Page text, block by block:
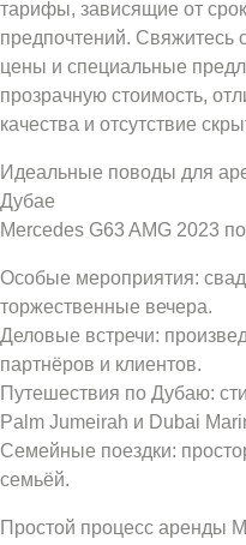
тарифы, зависящие от
предпочтений. Свяжитесь
цены и специальные
прозрачную стоимость,
качества и отсутствие
Идеальные поводы для
Дубае
Mercedes G63 AMG 2023
Особые мероприятия:
торжественные вечера.
Деловые встречи:
партнёров и клиентов.
Путешествия по Дубаю:
Palm Jumeirah и Dubai
Семейные поездки:
семьёй.
Простой процесс аренды